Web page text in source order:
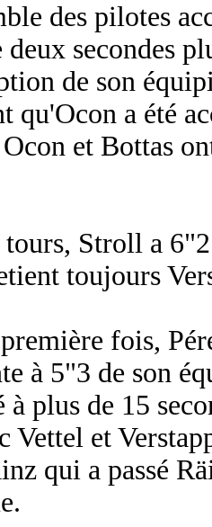
des pilotes
secondes
de son
qu'Ocon a été
et Bottas
Stroll a
toujours
fois,
à 5"3 de son
plus de 15
Vettel et
qui a passé